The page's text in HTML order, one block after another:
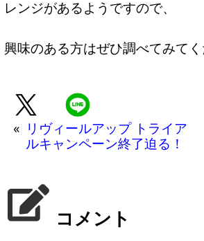
レンジがあるようですので、
興味のある方はぜひ調べてみて
« リヴィールアップ トライア
ルキャンペーン終了迫る！
コメント